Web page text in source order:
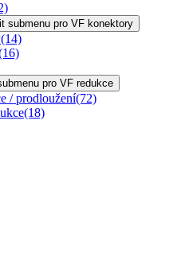
submenu pro VF konektory
(14)
pro VF redukce
/ prodloužení(72)
(18)